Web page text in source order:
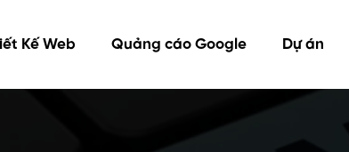
Kế Web Quảng cáo Google Dự án